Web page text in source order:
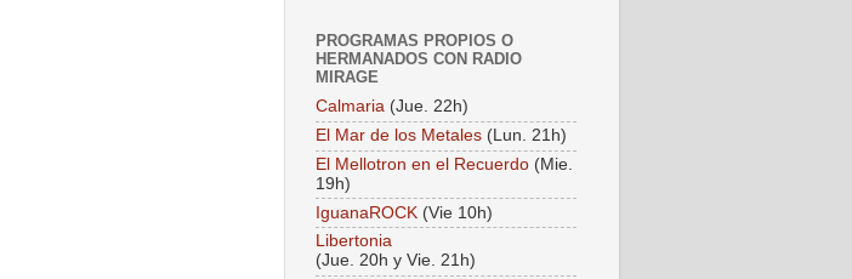
PROGRAMAS PROPIOS O
HERMANADOS CON RADIO
MIRAGE
Calmaria (Jue. 22h)
El Mar de los Metales (Lun. 21h)
El Mellotron en el Recuerdo (Mie.
19h)
IguanaROCK (Vie 10h)
Libertonia
(Jue. 20h y Vie. 21h)